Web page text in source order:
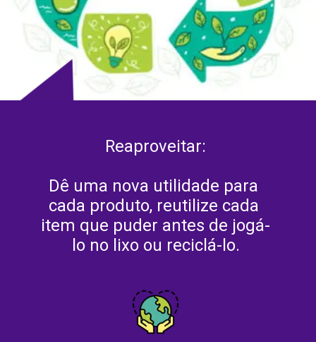
Reaproveitar:
Dê uma nova utilidade para
cada produto, reutilize cada
item que puder antes de jogá-
lo no lixo ou reciclá-lo.